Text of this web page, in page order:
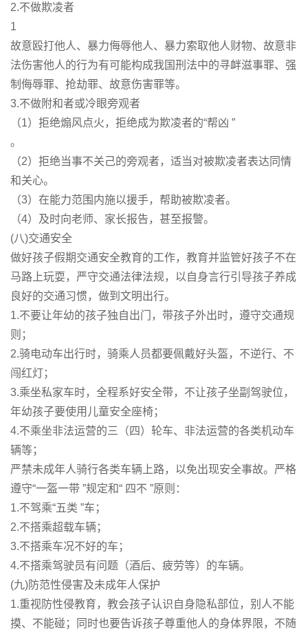
2.不做欺凌者
1
故意殴打他人、暴力侮辱他人、暴力索取他人财物、故意非
法伤害他人的行为有可能构成我国刑法中的寻衅滋事罪、强
制侮辱罪、抢劫罪、故意伤害罪等。
3.不做附和者或冷眼旁观者
（1）拒绝煽风点火，拒绝成为欺凌者的“帮凶 ”
。
（2）拒绝当事不关己的旁观者，适当对被欺凌者表达同情
和关心。
（3）在能力范围内施以援手，帮助被欺凌者。
（4）及时向老师、家长报告，甚至报警。
(八)交通安全
做好孩子假期交通安全教育的工作，教育并监管好孩子不在
马路上玩耍，严守交通法律法规，以自身言行引导孩子养成
良好的交通习惯，做到文明出行。
1.不要让年幼的孩子独自出门，带孩子外出时，遵守交通规
则；
2.骑电动车出行时，骑乘人员都要佩戴好头盔，不逆行、不
闯红灯；
3.乘坐私家车时，全程系好安全带，不让孩子坐副驾驶位，
年幼孩子要使用儿童安全座椅；
4.不乘坐非法运营的三（四）轮车、非法运营的各类机动车
辆等；
严禁未成年人骑行各类车辆上路，以免出现安全事故。严格
遵守“一盔一带 ”规定和“ 四不 ”原则：
1.不驾乘“五类 ”车；
2.不搭乘超载车辆；
3.不搭乘车况不好的车；
4.不搭乘驾驶员有问题（酒后、疲劳等）的车辆。
(九)防范性侵害及未成年人保护
1.重视防性侵教育，教会孩子认识自身隐私部位，别人不能
摸、不能碰；同时也要告诉孩子尊重他人的身体界限，不随